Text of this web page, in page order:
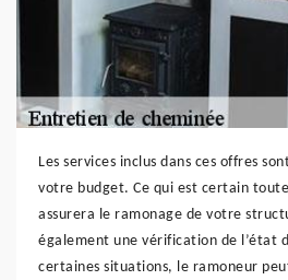
Les services inclus dans ces offres
votre budget. Ce qui est certain
assurera le ramonage de votre
également une vérification de l’état
certaines situations, le ramoneur